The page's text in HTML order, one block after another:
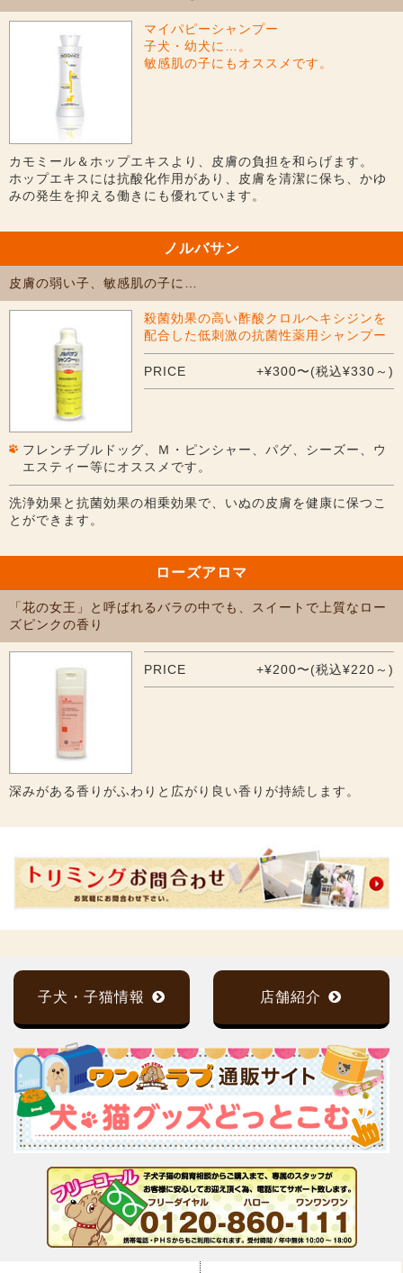
マイパピーシャンプー
子犬・幼犬に…。
敏感肌の子にもオススメです。
カモミール＆ホップエキスより、皮膚の負担を和らげます。
ホップエキスには抗酸化作用があり、皮膚を清潔に保ち、かゆ
みの発生を抑える働きにも優れています。
ノルバサン
皮膚の弱い子、敏感肌の子に…
殺菌効果の高い酢酸クロルヘキシジンを
配合した低刺激の抗菌性薬用シャンプー
PRICE +¥300〜(税込¥330～)
フレンチブルドッグ、Ｍ・ピンシャー、パグ、シーズー、ウ
エスティー等にオススメです。
洗浄効果と抗菌効果の相乗効果で、いぬの皮膚を健康に保つこ
とができます。
ローズアロマ
「花の女王」と呼ばれるバラの中でも、スイートで上質なロー
ズピンクの香り
PRICE +¥200〜(税込¥220～)
深みがある香りがふわりと広がり良い香りが持続します。
子犬・子猫情報 店舗紹介